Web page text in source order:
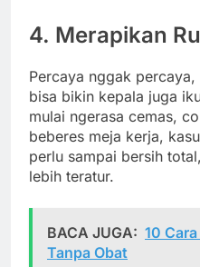
4. Merapikan
Percaya nggak
bisa bikin kepala juga
mulai ngerasa cemas,
beberes meja kerja,
perlu sampai bersih
lebih teratur.
BACA JUGA: 10
Tanpa Obat